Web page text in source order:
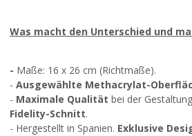
Was macht den Unterschied und
- Maße: 16 x 26 cm (Richtmaße).
- Ausgewählte Methacrylat-
- Maximale Qualität bei der
Fidelity-Schnitt.
- Hergestellt in Spanien. Exklusive